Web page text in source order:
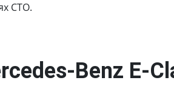
СТО.
Benz E-